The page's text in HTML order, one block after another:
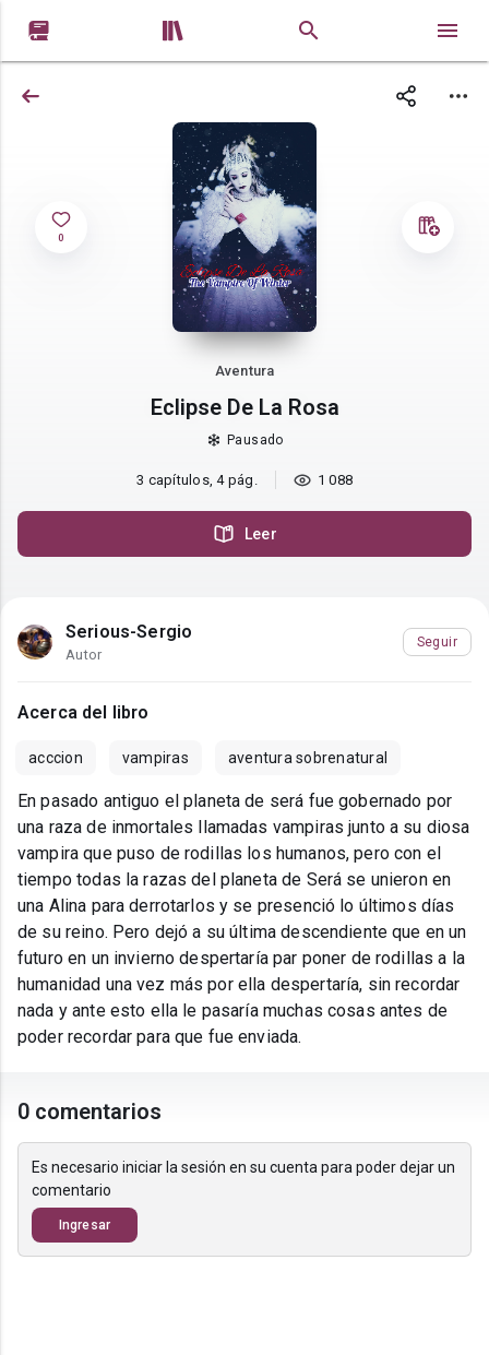
 
0
Aventura
Eclipse De La Rosa
Pausado
3 capítulos, 4 pág. 1 088
Leer
Serious-Sergio
Autor
Seguir
Acerca del libro
acccion vampiras aventura sobrenatural
En pasado antiguo el planeta de será fue gobernado por
una raza de inmortales llamadas vampiras junto a su diosa
vampira que puso de rodillas los humanos, pero con el
tiempo todas la razas del planeta de Será se unieron en
una Alina para derrotarlos y se presenció lo últimos días
de su reino. Pero dejó a su última descendiente que en un
futuro en un invierno despertaría par poner de rodillas a la
humanidad una vez más por ella despertaría, sin recordar
nada y ante esto ella le pasaría muchas cosas antes de
poder recordar para que fue enviada.
0 comentarios
Es necesario iniciar la sesión en su cuenta para poder dejar un
comentario
Ingresar